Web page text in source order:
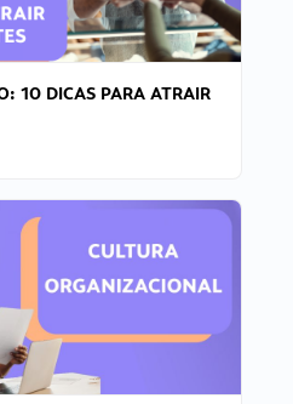
10 DICAS PARA ATRAIR